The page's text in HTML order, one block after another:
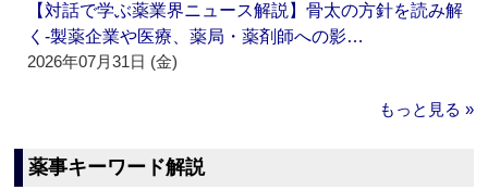
【対話で学ぶ薬業界ニュース解説】骨太の方針を読み解
く‐製薬企業や医療、薬局・薬剤師への影…
2026年07月31日 (金)
もっと見る »
薬事キーワード解説